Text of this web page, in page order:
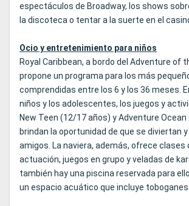
espectáculos de Broadway, los shows
la discoteca o tentar a la suerte en el
Ocio y entretenimiento para niños
Royal Caribbean, a bordo del Adventure of
propone un programa para los más
comprendidas entre los 6 y los 36 meses.
niños y los adolescentes, los juegos y
New Teen (12/17 años) y Adventure
brindan la oportunidad de que se diviertan
amigos. La naviera, además, ofrece clases
actuación, juegos en grupo y veladas de
también hay una piscina reservada para
un espacio acuático que incluye